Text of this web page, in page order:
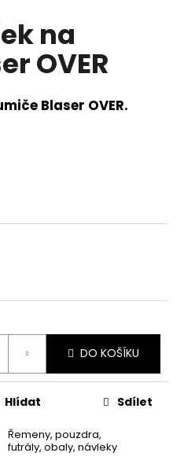
na
OVER
Blaser OVER.
DO KOŠÍKU
Řemeny, pouzdra,
futrály, obaly, návleky
Hlídat Sdílet